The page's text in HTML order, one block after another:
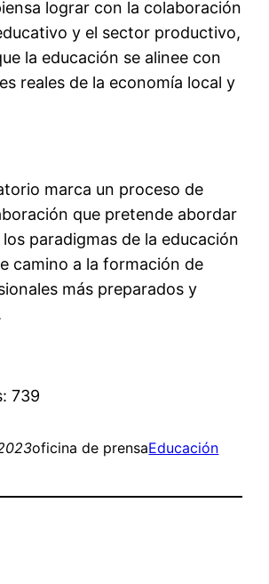
lograr con la colaboración
y el sector productivo,
la educación se alinee con
reales de la economía local y
marca un proceso de
que pretende abordar
paradigmas de la educación
camino a la formación de
más preparados y
739
oficina de prensaEducación